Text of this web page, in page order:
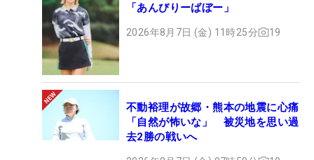
「あんびりーばぼー」
2026年8月7日 (金) 11時25分 19
不動裕理が故郷・熊本の地震に心痛
「自然が怖いな」 被災地を思い過
去2勝の戦いへ